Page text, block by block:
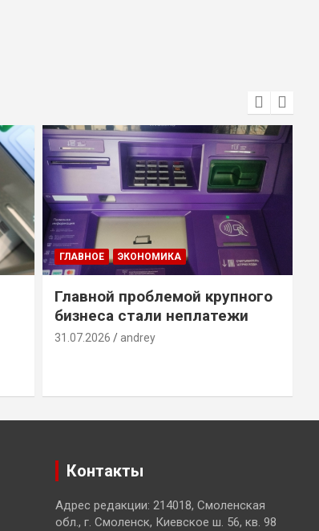
ГЛАВНОЕ ЭКОНОМИКА
Главной проблемой крупного
бизнеса стали неплатежи
31.07.2026 andrey
Контакты
Адрес редакции: 214018, Смоленская
обл., г. Смоленск, Киевское ш. 56, кв. 98